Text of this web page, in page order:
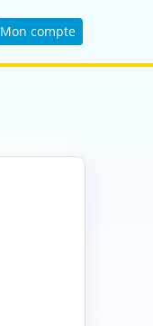
Mon compte